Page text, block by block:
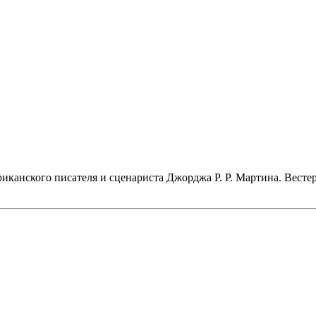
писателя и сценариста Джорджа Р. Р. Мартина.